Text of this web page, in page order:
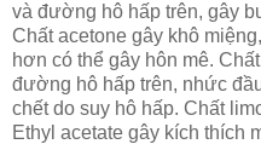
và đường hô hấp trên, gây
Chất acetone gây khô
hơn có thể gây hôn mê.
đường hô hấp trên, nhức
chết do suy hô hấp. Chất
Ethyl acetate gây kích thích